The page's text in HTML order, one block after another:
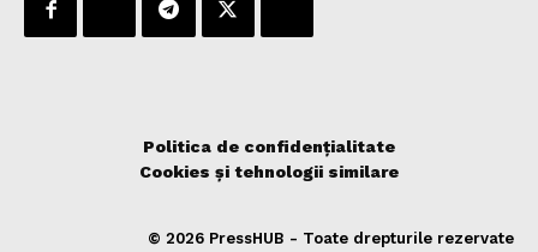
Politica de confidențialitate
Cookies și tehnologii similare
© 2026 PressHUB - Toate drepturile rezervate